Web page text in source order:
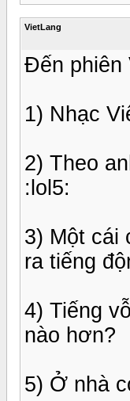
VietLang
Đến phiên
1) Nhạc
2) Theo
:lol5:
3) Một cái
ra tiếng
4) Tiếng
nào hơn?
5) Ở nhà